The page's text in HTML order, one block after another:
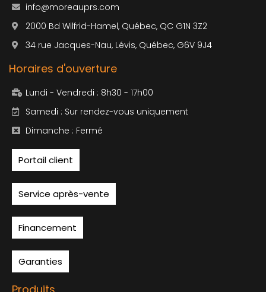
info@moreauprs.com
2000 Bd Wilfrid-Hamel, Québec, QC G1N 3Z2
34 rue Jacques-Nau, Lévis, Québec, G6V 9J4
Horaires d'ouverture
Lundi - Vendredi : 8h30 - 17h00
Samedi : Sur rendez-vous uniquement
Dimanche : Fermé
Portail client
Service après-vente
Financement
Garanties